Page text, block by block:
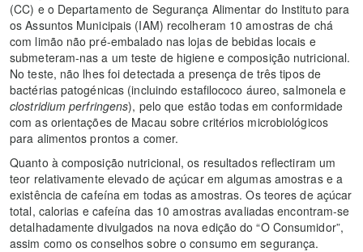
(CC) e o Departamento de Segurança Alimentar do Instituto para
os Assuntos Municipais (IAM) recolheram 10 amostras de chá
com limão não pré-embalado nas lojas de bebidas locais e
submeteram-nas a um teste de higiene e composição nutricional.
No teste, não lhes foi detectada a presença de três tipos de
bactérias patogénicas (incluindo estafilococo áureo, salmonela e
clostridium perfringens), pelo que estão todas em conformidade
com as orientações de Macau sobre critérios microbiológicos
para alimentos prontos a comer.
Quanto à composição nutricional, os resultados reflectiram um
teor relativamente elevado de açúcar em algumas amostras e a
existência de cafeína em todas as amostras. Os teores de açúcar
total, calorias e cafeína das 10 amostras avaliadas encontram-se
detalhadamente divulgados na nova edição do “O Consumidor”,
assim como os conselhos sobre o consumo em segurança.